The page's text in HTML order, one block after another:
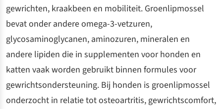
gewrichten, kraakbeen en mobiliteit. Groenlipmossel
bevat onder andere omega-3-vetzuren,
glycosaminoglycanen, aminozuren, mineralen en
andere lipiden die in supplementen voor honden en
katten vaak worden gebruikt binnen formules voor
gewrichtsondersteuning. Bij honden is groenlipmossel
onderzocht in relatie tot osteoartritis, gewrichtscomfort,